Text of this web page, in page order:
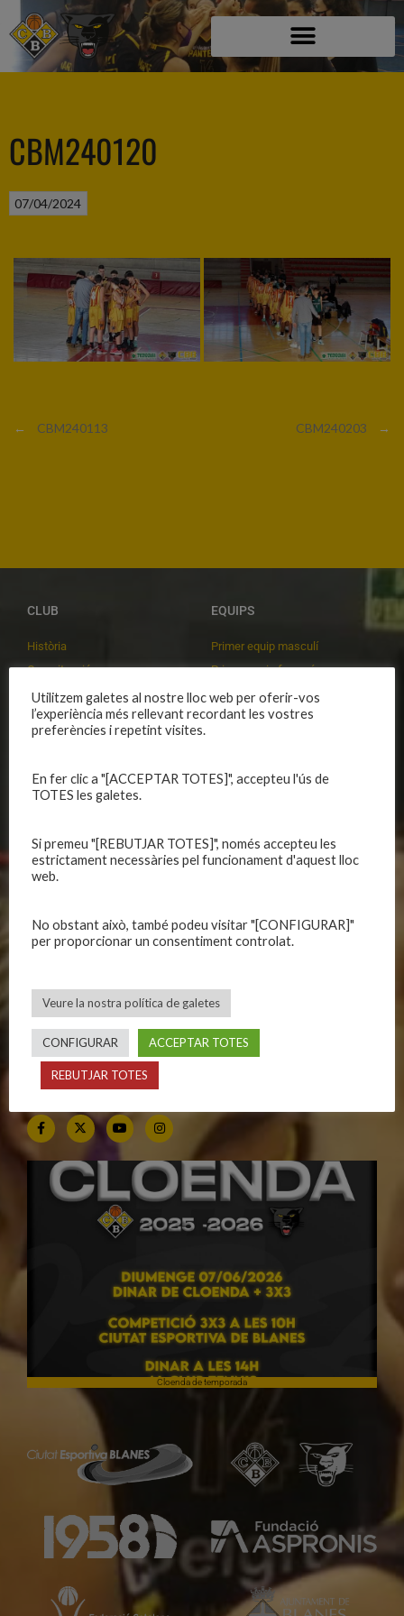
CBM240120
07/04/2024
← CBM240113 CBM240203 →
CLUB
Història
Organització
Publicacions
Avís legal
Política de privadesa
Privadesa a les xarxes
EQUIPS
Primer equip masculí
Primer equip femení
Equips masculins
Equips femenins
Patrocinadors
CALENDARIS
Equips federats
Categories inferiors
Partits a casa
INFORMACIONS
Botiga
Intranet
Contacte
SEGUEIX-NOS
Cloenda de temporada
Utilitzem galetes al nostre lloc web per oferir-vos
l’experiència més rellevant recordant les vostres
preferències i repetint visites.
En fer clic a "[ACCEPTAR TOTES]", accepteu l'ús de
TOTES les galetes.
Si premeu "[REBUTJAR TOTES]", només accepteu les
estrictament necessàries pel funcionament d'aquest lloc
web.
No obstant això, també podeu visitar "[CONFIGURAR]"
per proporcionar un consentiment controlat.
Veure la nostra política de galetes
CONFIGURAR ACCEPTAR TOTES
REBUTJAR TOTES